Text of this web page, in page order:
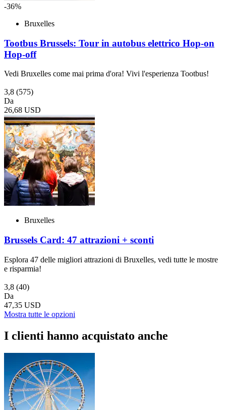
-36%
Bruxelles
Tootbus Brussels: Tour in autobus elettrico Hop-on
Hop-off
Vedi Bruxelles come mai prima d'ora! Vivi l'esperienza Tootbus!
3,8 (575)
Da
26,68 USD
Bruxelles
Brussels Card: 47 attrazioni + sconti
Esplora 47 delle migliori attrazioni di Bruxelles, vedi tutte le mostre
e risparmia!
3,8 (40)
Da
47,35 USD
Mostra tutte le opzioni
I clienti hanno acquistato anche